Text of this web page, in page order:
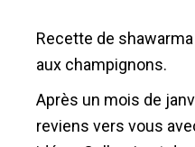
Recette de
aux champignons.
Après un mois de
reviens vers vous